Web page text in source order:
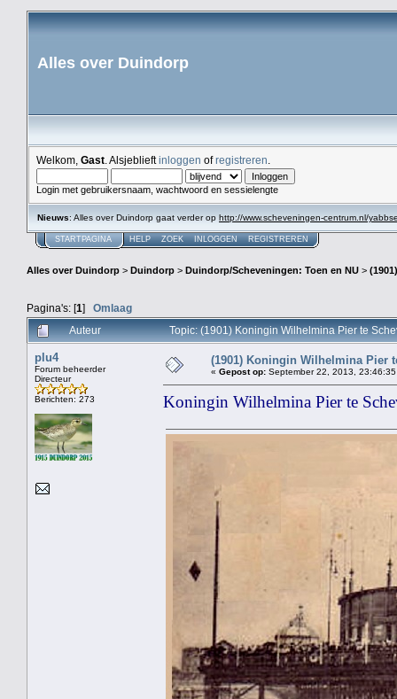
Alles over Duindorp
Welkom, Gast . Alsjeblieftinloggen ofregistreren
Login met gebruikersnaam, wachtwoord en sessielengte
Nieuws: Alles over Duindorp gaat verder op http://www.scheveningen-centrum.nl/
STARTPAGINA HELP ZOEK INLOGGEN REGISTREREN
Alles over Duindorp > Duindorp > Duindorp/Scheveningen: Toen en NU >
Pagina's: [1] Omlaag
Auteur
Topic: (1901) Koningin Wilhelmina Pier te
plu4
Forum beheerder
Directeur
Berichten: 273
(1901) Koningin Wilhelmina Pier
« Gepost op: September 22, 2013,
Koningin Wilhelmina Pier te